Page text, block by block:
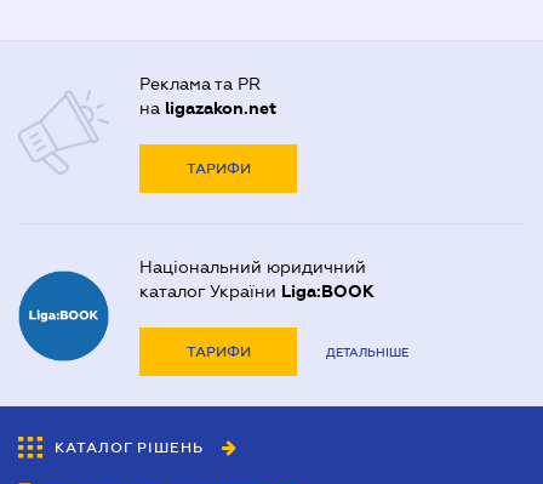
Реклама та PR
на ligazakon.net
ТАРИФИ
Національний юридичний
каталог України Liga:BOOK
ТАРИФИ ДЕТАЛЬНІШЕ
КАТАЛОГ РІШЕНЬ